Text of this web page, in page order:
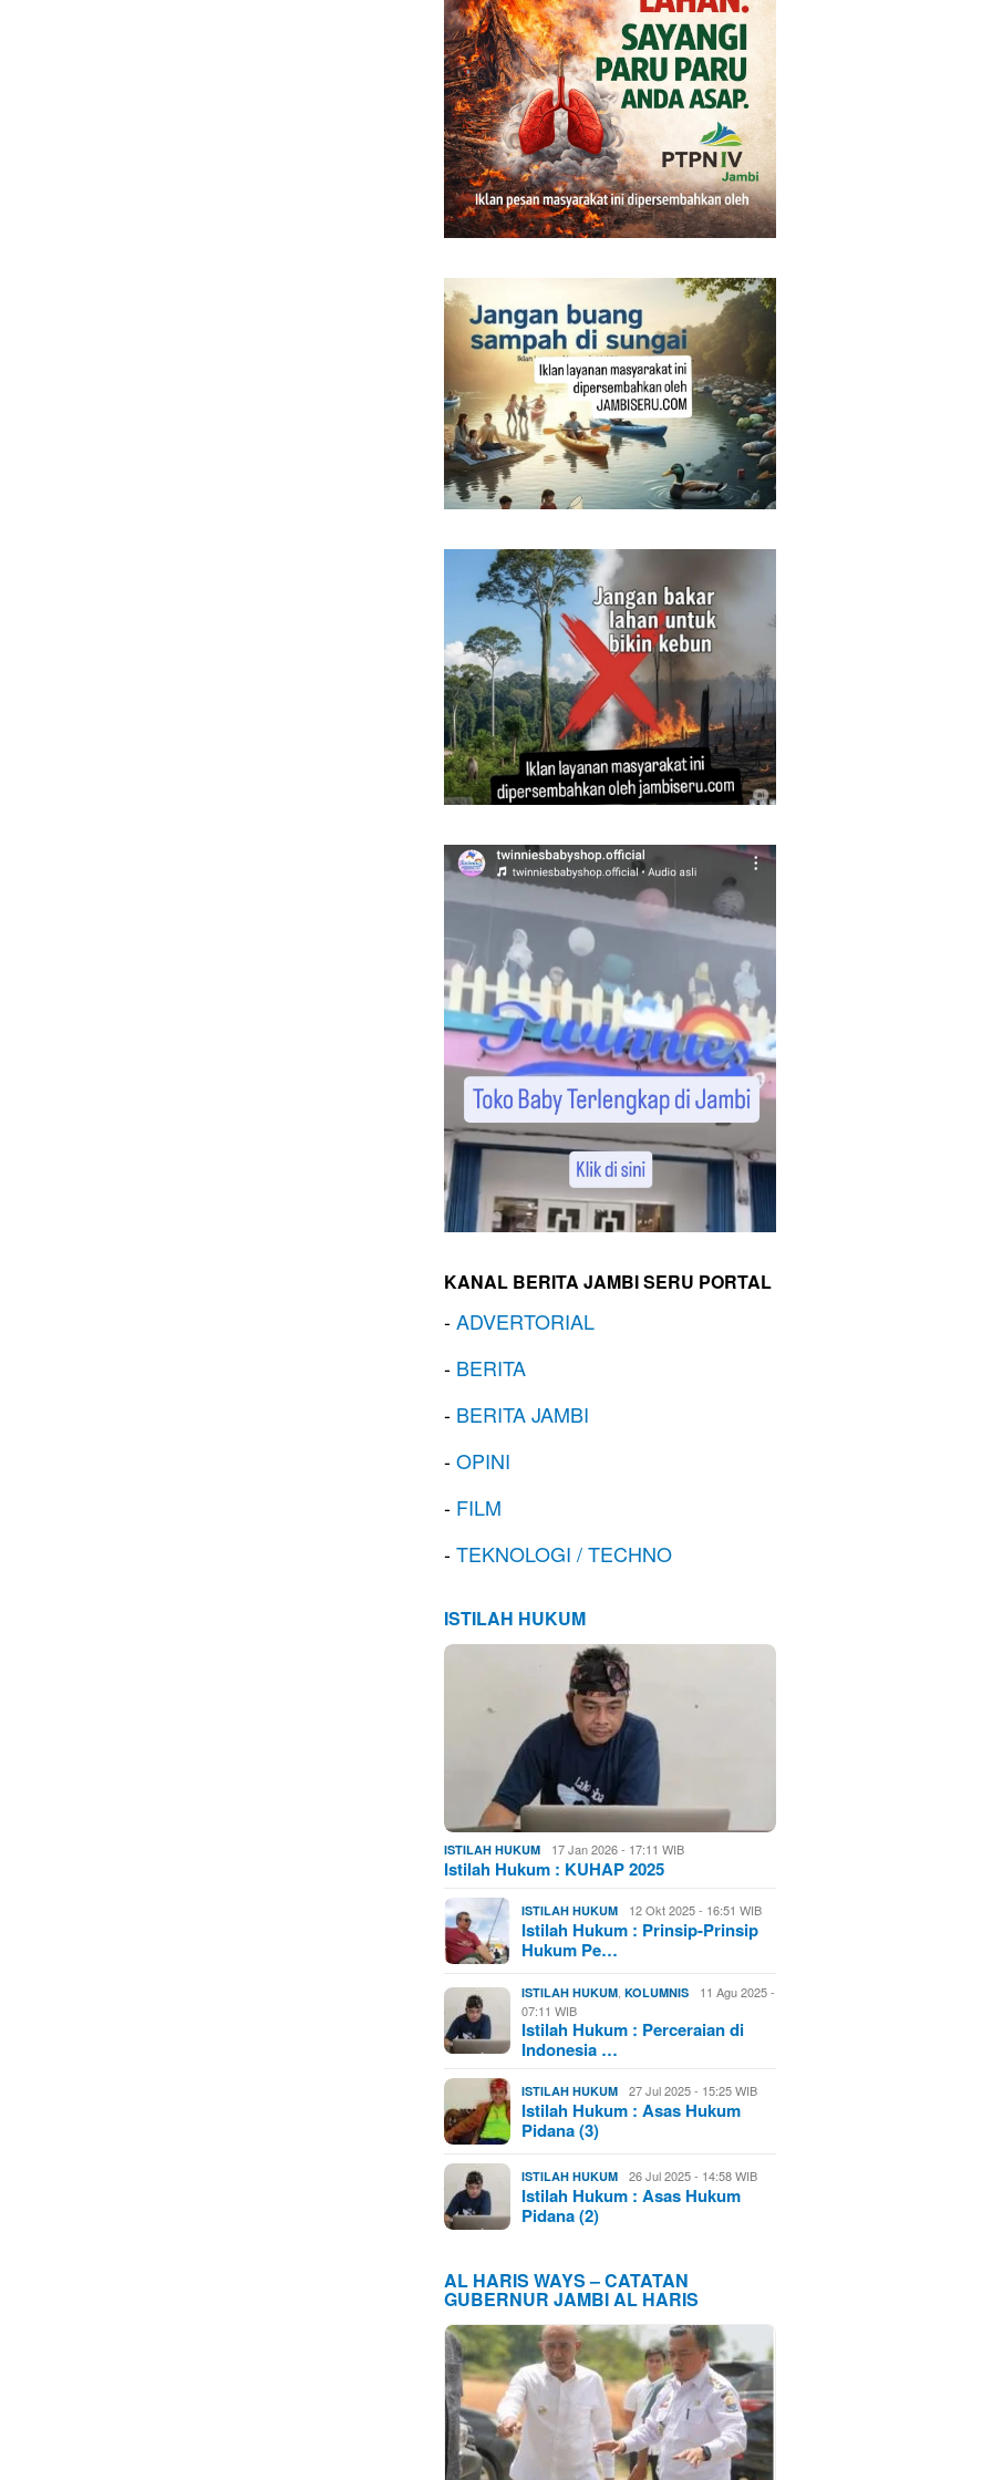
KANAL BERITA JAMBI SERU PORTAL
-ADVERTORIAL
- BERITA
- BERITA JAMBI
-OPINI
- FILM
-TEKNOLOGI / TECHNO
ISTILAH HUKUM
ISTILAH HUKUM 17 Jan 2026 - 17:11 WIB
Istilah Hukum : KUHAP 2025
ISTILAH HUKUM 12 Okt 2025 - 16:51 WIB
Istilah Hukum : Prinsip-Prinsip
Hukum Pe…
ISTILAH HUKUM ,KOLUMNIS
11 Agu 2025 -
07:11 WIB
Istilah Hukum : Perceraian di
Indonesia …
ISTILAH HUKUM 27 Jul 2025 - 15:25 WIB
Istilah Hukum : Asas Hukum
Pidana (3)
ISTILAH HUKUM 26 Jul 2025 - 14:58 WIB
Istilah Hukum : Asas Hukum
Pidana (2)
AL HARIS WAYS – CATATAN
GUBERNUR JAMBI AL HARIS